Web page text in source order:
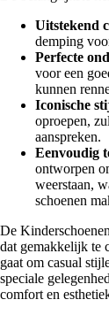
Uitstekend
demping
Perfecte
voor een
kunnen
Iconische
oproepen,
aanspreken.
Eenvoudig
ontworpen
weerstaan,
schoenen
De
dat gemakkelijk te
gaat om casual
speciale
comfort en